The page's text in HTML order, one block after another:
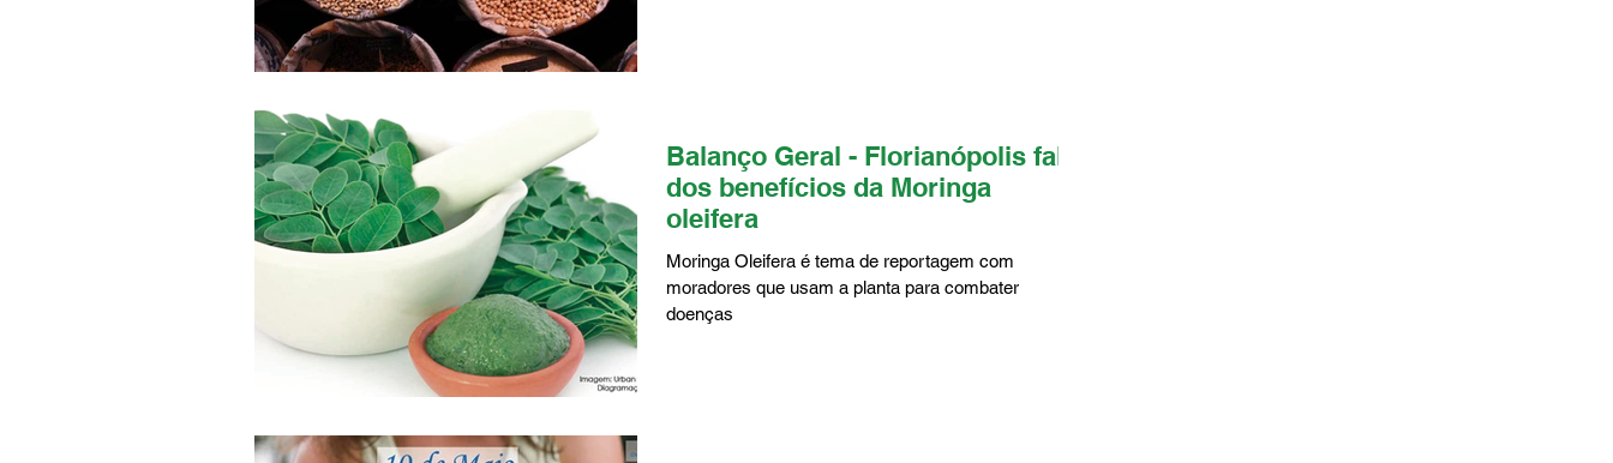
Balanço Geral - Florianópolis fala
dos benefícios da Moringa
oleifera
Moringa Oleifera é tema de reportagem com
moradores que usam a planta para combater
doenças